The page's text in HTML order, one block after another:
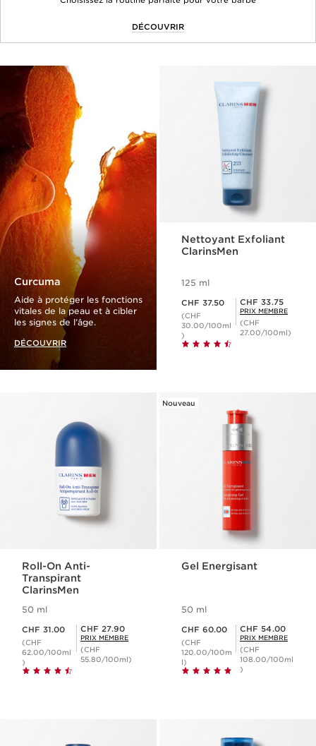
DÉCOUVRIR
Curcuma
Aide à protéger les fonctions
vitales de la peau et à cibler
les signes de l’âge.
DÉCOUVRIR
Nettoyant Exfoliant
ClarinsMen
125 ml
CHF 37.50
(CHF
30.00/100ml
)
Prix Sérénité CHF 33.75
CHF 33.75
PRIX MEMBRE
(CHF
27.00/100ml)
Roll-On Anti-
Transpirant
ClarinsMen
50 ml
CHF 31.00
(CHF
62.00/100ml
)
Prix Sérénité CHF 27.90
CHF 27.90
PRIX MEMBRE
(CHF
55.80/100ml)
Nouveau
Gel Energisant
50 ml
CHF 60.00
(CHF
120.00/100m
l)
Prix Sérénité CHF 54.00
CHF 54.00
PRIX MEMBRE
(CHF
108.00/100ml
)